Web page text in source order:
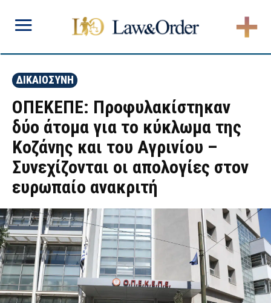
ΔΙΚΑΙΟΣΥΝΗ
ΟΠΕΚΕΠΕ: Προφυλακίστηκαν
δύο άτομα για το κύκλωμα της
Κοζάνης και του Αγρινίου –
Συνεχίζονται οι απολογίες στον
ευρωπαίο ανακριτή